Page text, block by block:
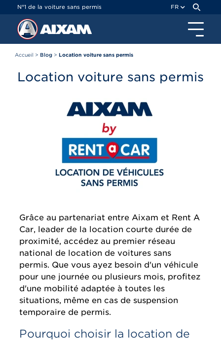
N°1 de la voiture sans permis FR
Accueil > Blog > Location voiture sans permis
Location voiture sans permis
Grâce au partenariat entre Aixam et Rent A
Car, leader de la location courte durée de
proximité, accédez au premier réseau
national de location de voitures sans
permis. Que vous ayez besoin d'un véhicule
pour une journée ou plusieurs mois, profitez
d'une mobilité adaptée à toutes les
situations, même en cas de suspension
temporaire de permis.
Pourquoi choisir la location de
Panneau de gestion des cookies